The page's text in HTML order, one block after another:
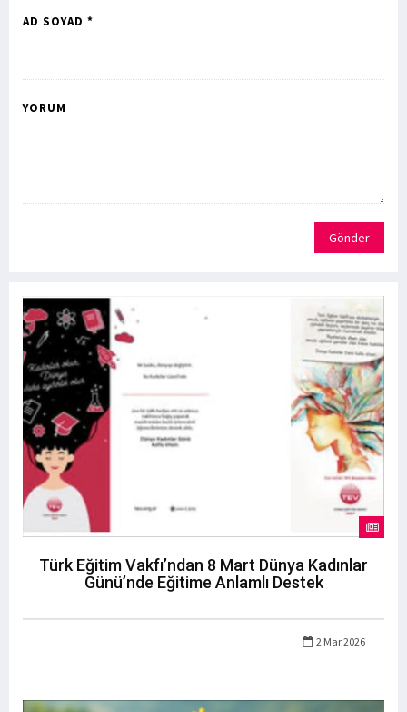
AD SOYAD *
YORUM
Gönder
Türk Eğitim Vakfı’ndan 8 Mart Dünya Kadınlar
Günü’nde Eğitime Anlamlı Destek
2 Mar 2026